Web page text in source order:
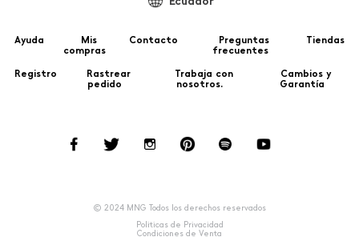
Ayuda
Mis
compras
Contacto
Preguntas
frecuentes
Tiendas
Registro
Rastrear
pedido
Trabaja con
nosotros.
Cambios y
Garantía
© 2024 MNG Todos los derechos reservados
Politicas de Privacidad
Condiciones de Venta